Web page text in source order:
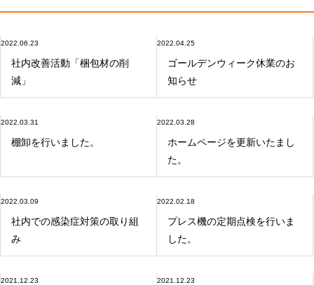
2022.06.23
社内改善活動「梱包材の削
減」
2022.04.25
ゴールデンウィーク休業のお
知らせ
2022.03.31
棚卸を行いました。
2022.03.28
ホームページを更新いたまし
た。
2022.03.09
社内での感染症対策の取り組
み
2022.02.18
プレス機の定期点検を行いま
した。
2021.12.23 2021.12.23